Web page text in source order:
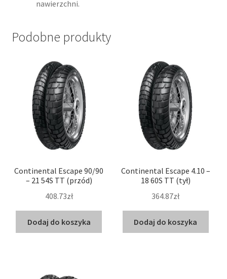
nawierzchni.
Podobne produkty
Continental Escape 90/90
– 21 54S TT (przód)
408.73zł
Dodaj do koszyka
Continental Escape 4.10 –
18 60S TT (tył)
364.87zł
Dodaj do koszyka